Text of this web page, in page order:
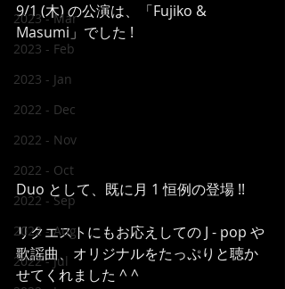
2023 - Mar
2023 - Feb
2023 - Jan
2022 - Dec
2022 - Nov
2022 - Oct
2022 - Sep
2022 - Aug
2022 - Jul
9/1 (木) の公演は、「Fujiko &
Masumi」でした !
Duo として、既に月 1 恒例の登場 !!
リクエストにもお応えしての J - pop や
歌謡曲、オリジナルをたっぷりと聴か
せてくれました ^ ^